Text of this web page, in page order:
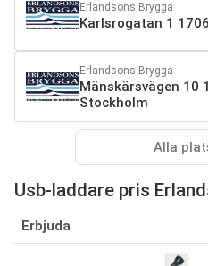
Erlandsons Brygga
Karlsrogatan 1
Erlandsons Brygga
Mänskärsvägen 10
Stockholm
Alla
Usb-laddare pris
Erbjuda